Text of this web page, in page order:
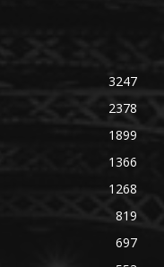
3247
2378
1899
1366
1268
819
697